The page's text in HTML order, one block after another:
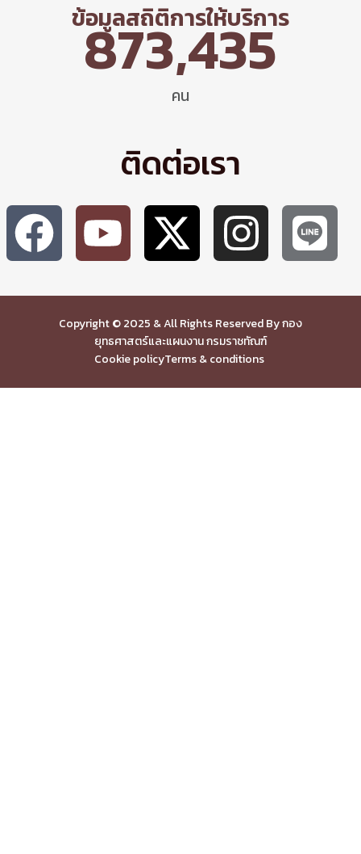
ข้อมูลสถิติการให้บริการ
คน
873,435
ติดต่อเรา
Copyright © 2025 & All Rights Reserved By กอง
ยุทธศาสตร์และแผนงาน กรมราชทัณฑ์
Cookie policyTerms & conditions